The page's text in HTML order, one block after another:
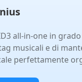
all-in-one in
musicali e di
perfettamente